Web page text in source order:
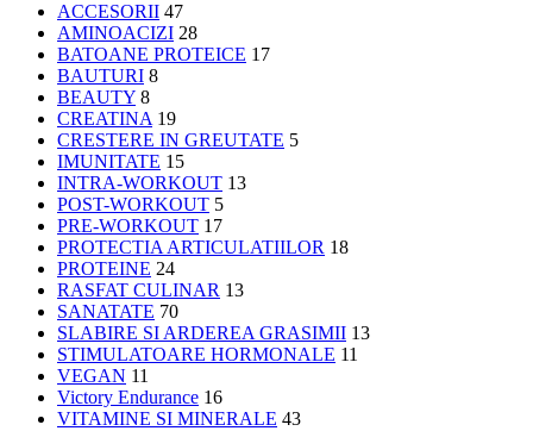
ACCESORII 47
AMINOACIZI 28
BATOANE PROTEICE 17
BAUTURI 8
BEAUTY 8
CREATINA 19
CRESTERE IN GREUTATE 5
IMUNITATE 15
INTRA-WORKOUT 13
POST-WORKOUT 5
PRE-WORKOUT 17
PROTECTIA ARTICULATIILOR 18
PROTEINE 24
RASFAT CULINAR 13
SANATATE 70
SLABIRE SI ARDEREA GRASIMII 13
STIMULATOARE HORMONALE 11
VEGAN 11
Victory Endurance 16
VITAMINE SI MINERALE 43